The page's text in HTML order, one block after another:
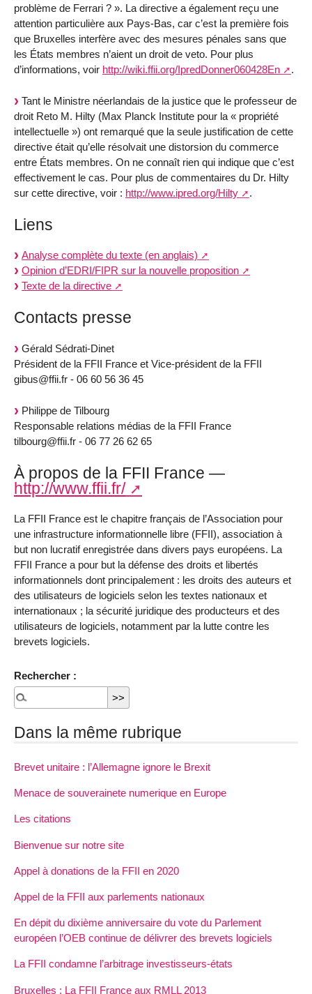
problème de Ferrari ? ». La directive a également reçu une
attention particulière aux Pays-Bas, car c’est la première fois
que Bruxelles interfère avec des mesures pénales sans que
les États membres n’aient un droit de veto. Pour plus
d’informations, voir http://wiki.ffii.org/IpredDonner060428En .
Tant le Ministre néerlandais de la justice que le professeur de
droit Reto M. Hilty (Max Planck Institute pour la « propriété
intellectuelle ») ont remarqué que la seule justification de cette
directive était qu’elle résolvait une distorsion du commerce
entre États membres. On ne connaît rien qui indique que c’est
effectivement le cas. Pour plus de commentaires du Dr. Hilty
sur cette directive, voir : http://www.ipred.org/Hilty .
Liens
Analyse complète du texte (en anglais)
Opinion d’EDRI/FIPR sur la nouvelle proposition
Texte de la directive
Contacts presse
Gérald Sédrati-Dinet
Président de la FFII France et Vice-président de la FFII
gibus@ffii.fr - 06 60 56 36 45
Philippe de Tilbourg
Responsable relations médias de la FFII France
tilbourg@ffii.fr - 06 77 26 62 65
À propos de la FFII France —
http://www.ffii.fr/
La FFII France est le chapitre français de l’Association pour
une infrastructure informationnelle libre (FFII), association à
but non lucratif enregistrée dans divers pays européens. La
FFII France a pour but la défense des droits et libertés
informationnels dont principalement : les droits des auteurs et
des utilisateurs de logiciels selon les textes nationaux et
internationaux ; la sécurité juridique des producteurs et des
utilisateurs de logiciels, notamment par la lutte contre les
brevets logiciels.
Rechercher :
Dans la même rubrique
Brevet unitaire : l’Allemagne ignore le Brexit
Menace de souverainete numerique en Europe
Les citations
Bienvenue sur notre site
Appel à donations de la FFII en 2020
Appel de la FFII aux parlements nationaux
En dépit du dixième anniversaire du vote du Parlement
européen l’OEB continue de délivrer des brevets logiciels
La FFII condamne l’arbitrage investisseurs-états
Bruxelles : La FFII France aux RMLL 2013